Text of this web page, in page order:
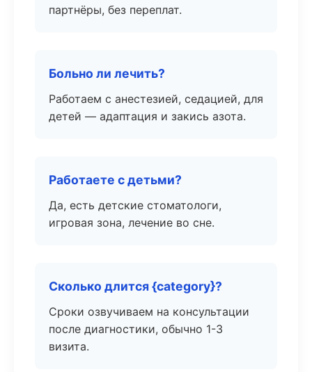
партнёры, без переплат.
Больно ли лечить?
Работаем с анестезией, седацией, для
детей — адаптация и закись азота.
Работаете с детьми?
Да, есть детские стоматологи,
игровая зона, лечение во сне.
Сколько длится {category}?
Сроки озвучиваем на консультации
после диагностики, обычно 1-3
визита.